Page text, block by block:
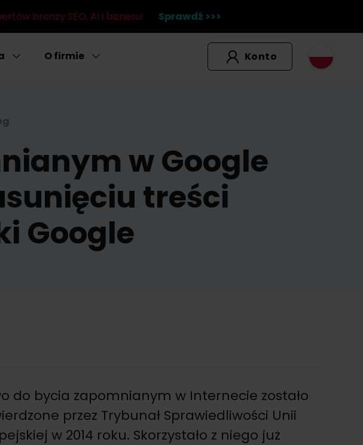
branży SEO, AI i biznesu! Sprawdź >>>
O firmie Konto
w Google
treści
Google
do bycia zapomnianym w Internecie zostało
przez Trybunał Sprawiedliwości Unii
w 2014 roku. Skorzystało z niego już